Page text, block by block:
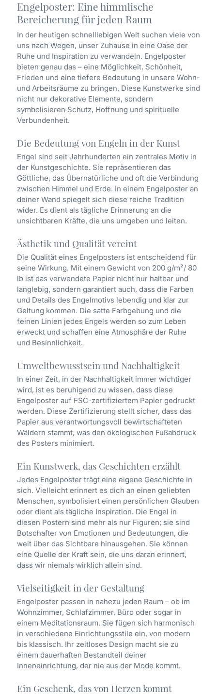
Engelposter: Eine himmlische
Bereicherung für jeden Raum
In der heutigen schnelllebigen Welt suchen viele von
uns nach Wegen, unser Zuhause in eine Oase der
Ruhe und Inspiration zu verwandeln. Engelposter
bieten genau das – eine Möglichkeit, Schönheit,
Frieden und eine tiefere Bedeutung in unsere Wohn-
und Arbeitsräume zu bringen. Diese Kunstwerke sind
nicht nur dekorative Elemente, sondern
symbolisieren Schutz, Hoffnung und spirituelle
Verbundenheit.
Die Bedeutung von Engeln in der Kunst
Engel sind seit Jahrhunderten ein zentrales Motiv in
der Kunstgeschichte. Sie repräsentieren das
Göttliche, das Übernatürliche und oft die Verbindung
zwischen Himmel und Erde. In einem Engelposter an
deiner Wand spiegelt sich diese reiche Tradition
wider. Es dient als tägliche Erinnerung an die
unsichtbaren Kräfte, die uns umgeben und leiten.
Ästhetik und Qualität vereint
Die Qualität eines Engelposters ist entscheidend für
seine Wirkung. Mit einem Gewicht von 200 g/m²/ 80
lb ist das verwendete Papier nicht nur haltbar und
langlebig, sondern garantiert auch, dass die Farben
und Details des Engelmotivs lebendig und klar zur
Geltung kommen. Die satte Farbgebung und die
feinen Linien jedes Engels werden so zum Leben
erweckt und schaffen eine Atmosphäre der Ruhe
und Besinnlichkeit.
Umweltbewusstsein und Nachhaltigkeit
In einer Zeit, in der Nachhaltigkeit immer wichtiger
wird, ist es beruhigend zu wissen, dass diese
Engelposter auf FSC-zertifiziertem Papier gedruckt
werden. Diese Zertifizierung stellt sicher, dass das
Papier aus verantwortungsvoll bewirtschafteten
Wäldern stammt, was den ökologischen Fußabdruck
des Posters minimiert.
Ein Kunstwerk, das Geschichten erzählt
Jedes Engelposter trägt eine eigene Geschichte in
sich. Vielleicht erinnert es dich an einen geliebten
Menschen, symbolisiert einen persönlichen Glauben
oder dient als tägliche Inspiration. Die Engel in
diesen Postern sind mehr als nur Figuren; sie sind
Botschafter von Emotionen und Bedeutungen, die
weit über das Sichtbare hinausgehen. Sie können
eine Quelle der Kraft sein, die uns daran erinnert,
dass wir niemals wirklich allein sind.
Vielseitigkeit in der Gestaltung
Engelposter passen in nahezu jeden Raum – ob im
Wohnzimmer, Schlafzimmer, Büro oder sogar in
einem Meditationsraum. Sie fügen sich harmonisch
in verschiedene Einrichtungsstile ein, von modern
bis klassisch. Ihr zeitloses Design macht sie zu
einem dauerhaften Bestandteil deiner
Inneneinrichtung, der nie aus der Mode kommt.
Ein Geschenk, das von Herzen kommt